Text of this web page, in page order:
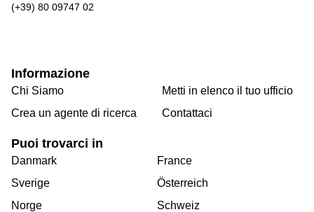
(+39) 80 09747 02
Informazione
Chi Siamo
Crea un agente di ricerca
Metti in elenco il tuo ufficio
Contattaci
Puoi trovarci in
Danmark
Sverige
Norge
France
Österreich
Schweiz